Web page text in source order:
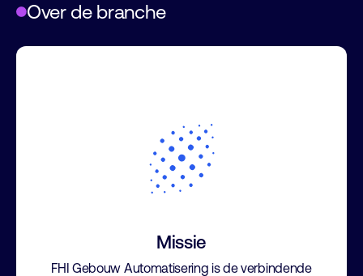
Over de branche
Missie
FHI Gebouw Automatisering is de verbindende